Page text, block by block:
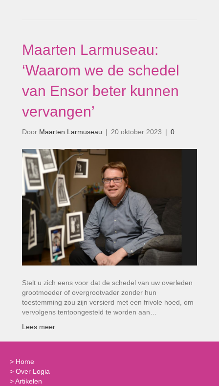
Maarten Larmuseau:
‘Waarom we de schedel
van Ensor beter kunnen
vervangen’
Door Maarten Larmuseau | 20 oktober 2023 | 0
Stelt u zich eens voor dat de schedel van uw overleden
grootmoeder of overgrootvader zonder hun
toestemming zou zijn versierd met een frivole hoed, om
vervolgens tentoongesteld te worden aan…
Lees meer
> Home
> Over Logia
>Artikelen